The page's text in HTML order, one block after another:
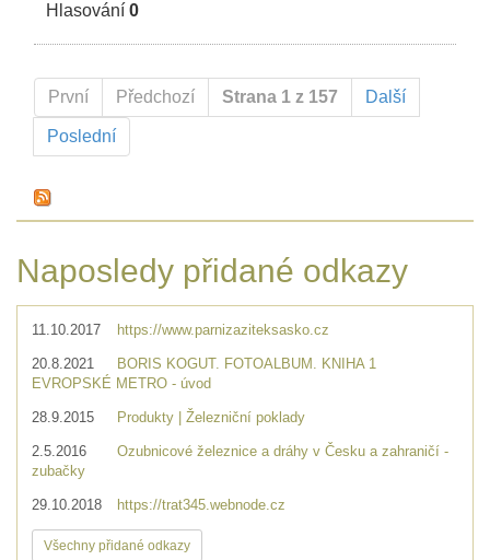
Hlasování0
První Předchozí Strana 1 z 157 Další
Poslední
Naposledy přidané odkazy
11.10.2017 https://www.parnizaziteksasko.cz
20.8.2021
BORIS KOGUT. FOTOALBUM. KNIHA 1
EVROPSKÉ METRO - úvod
28.9.2015 Produkty | Železniční poklady
2.5.2016
Ozubnicové železnice a dráhy v Česku a zahraničí -
zubačky
29.10.2018 https://trat345.webnode.cz
Všechny přidané odkazy